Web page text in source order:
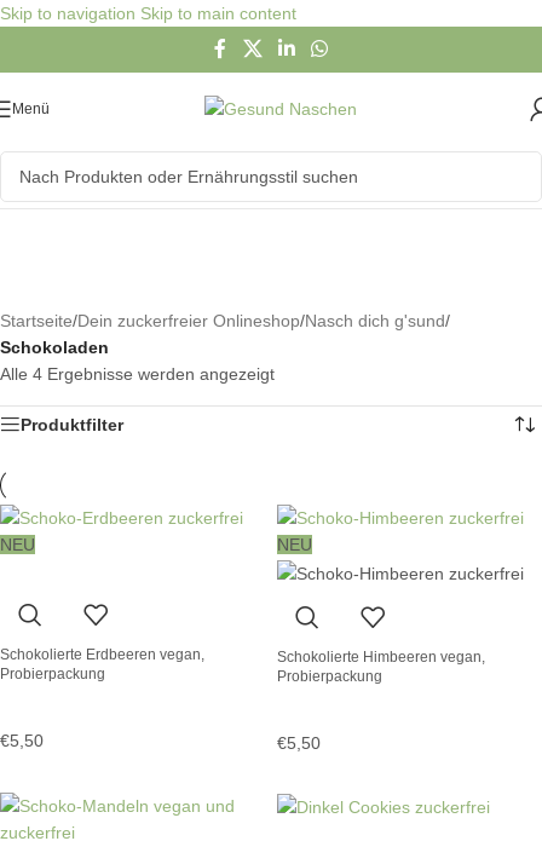
Skip to navigation Skip to main content
Menü
Startseite/Dein zuckerfreier Onlineshop/Nasch dich g'sund/
Schokoladen
Alle 4 Ergebnisse werden angezeigt
Produktfilter
NEU
Schokolierte Erdbeeren vegan,
Probierpackung
€5,50
NEU
Schokolierte Himbeeren vegan,
Probierpackung
€5,50